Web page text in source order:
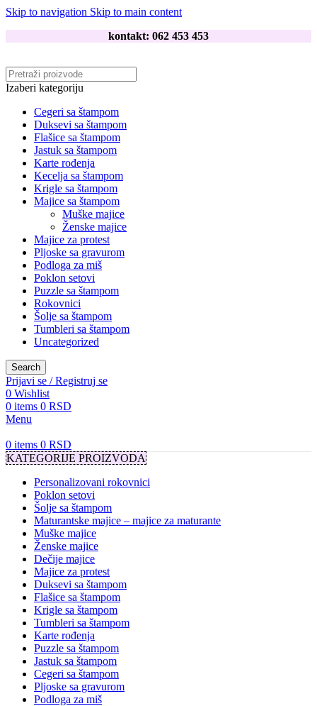
Skip to navigation Skip to main content
kontakt: 062 453 453
Izaberi kategoriju
Cegeri sa štampom
Duksevi sa štampom
Flašice sa štampom
Jastuk sa štampom
Karte rođenja
Kecelja sa štampom
Krigle sa štampom
Majice sa štampom
Muške majice
Ženske majice
Majice za protest
Pljoske sa gravurom
Podloga za miš
Poklon setovi
Puzzle sa štampom
Rokovnici
Šolje sa štampom
Tumbleri sa štampom
Uncategorized
Search
Prijavi se / Registruj se
0 Wishlist
0 items 0 RSD
Menu
0 items 0 RSD
KATEGORIJE PROIZVODA
Personalizovani rokovnici
Poklon setovi
Šolje sa štampom
Maturantske majice – majice za maturante
Muške majice
Ženske majice
Dečije majice
Majice za protest
Duksevi sa štampom
Flašice sa štampom
Krigle sa štampom
Tumbleri sa štampom
Karte rođenja
Puzzle sa štampom
Jastuk sa štampom
Cegeri sa štampom
Pljoske sa gravurom
Podloga za miš